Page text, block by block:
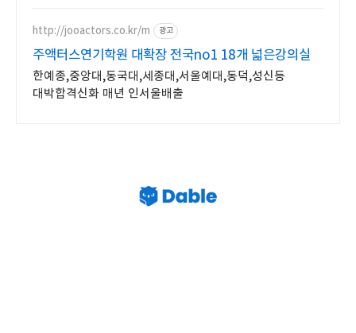
http://jooactors.co.kr/m 광고
주액터스연기학원 대확장 전국no1 18개 넓은강의실
한예종,중앙대,동국대,세종대,서울예대,동덕,성신등
대박합격신화 매년 인서울배출